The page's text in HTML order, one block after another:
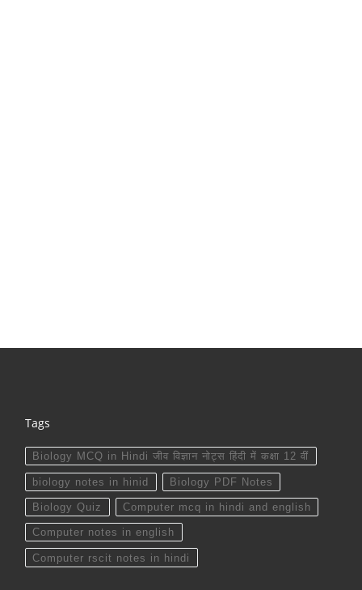
Tags
Biology MCQ in Hindi जीव विज्ञान नोट्स हिंदी में कक्षा 12 वीं
biology notes in hinid Biology PDF Notes
Biology Quiz Computer mcq in hindi and english
Computer notes in english
Computer rscit notes in hindi